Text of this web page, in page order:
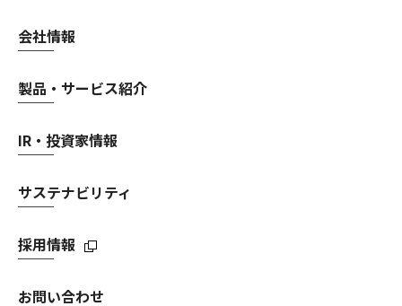
会社情報
製品・サービス紹介
IR・投資家情報
サステナビリティ
採用情報
お問い合わせ